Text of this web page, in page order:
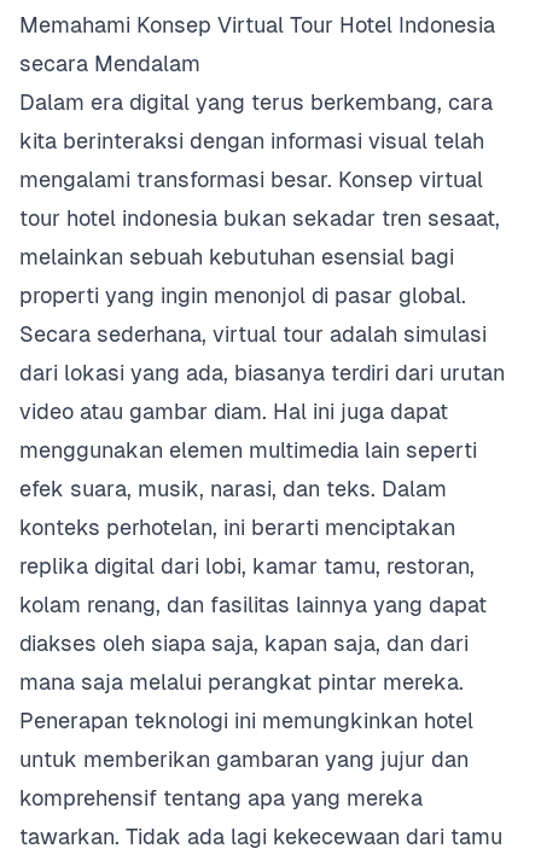
Memahami Konsep Virtual Tour Hotel Indonesia
secara Mendalam
Dalam era digital yang terus berkembang, cara
kita berinteraksi dengan informasi visual telah
mengalami transformasi besar. Konsep virtual
tour hotel indonesia bukan sekadar tren sesaat,
melainkan sebuah kebutuhan esensial bagi
properti yang ingin menonjol di pasar global.
Secara sederhana, virtual tour adalah simulasi
dari lokasi yang ada, biasanya terdiri dari urutan
video atau gambar diam. Hal ini juga dapat
menggunakan elemen multimedia lain seperti
efek suara, musik, narasi, dan teks. Dalam
konteks perhotelan, ini berarti menciptakan
replika digital dari lobi, kamar tamu, restoran,
kolam renang, dan fasilitas lainnya yang dapat
diakses oleh siapa saja, kapan saja, dan dari
mana saja melalui perangkat pintar mereka.
Penerapan teknologi ini memungkinkan hotel
untuk memberikan gambaran yang jujur dan
komprehensif tentang apa yang mereka
tawarkan. Tidak ada lagi kekecewaan dari tamu